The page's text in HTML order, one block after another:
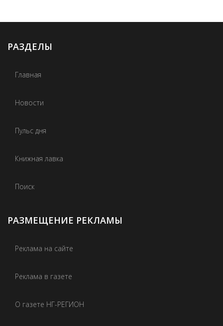
РАЗДЕЛЫ
Главная
Новости
Пульс дня
Книжная лавка
Поиск
РАЗМЕЩЕНИЕ РЕКЛАМЫ
Реклама на сайте
Реклама в газете
О газете НГ-РЕГИОН